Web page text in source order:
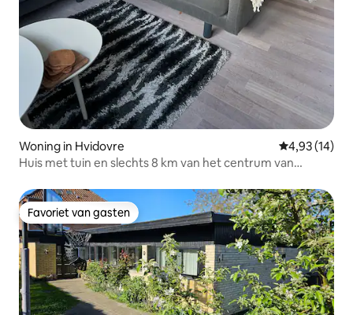
Woning in Hvidovre Gemiddelde
4,93 (14)
Huis met tuin en slechts 8 km van het centrum van
Favoriet van gasten
Favoriet van gasten